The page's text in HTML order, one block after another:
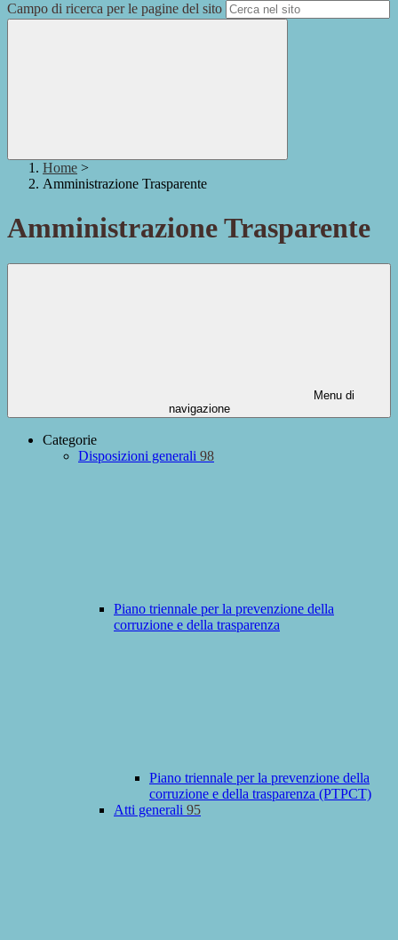
Campo di ricerca per le pagine del sito
Home >
Amministrazione Trasparente
Amministrazione Trasparente
Menu di
navigazione
Categorie
Disposizioni generali 98
Piano triennale per la prevenzione della
corruzione e della trasparenza
Piano triennale per la prevenzione della
corruzione e della trasparenza (PTPCT)
Atti generali 95